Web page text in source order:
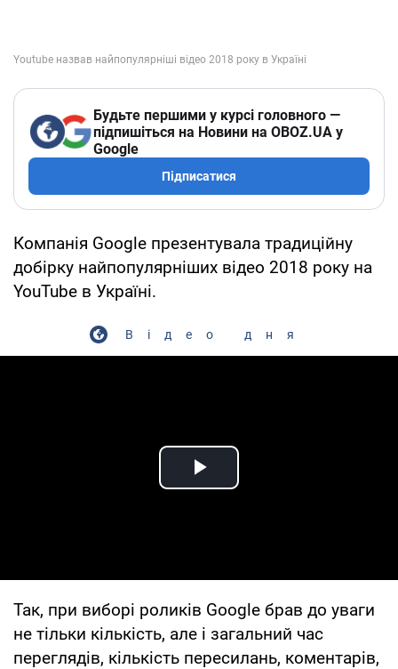
Будьте першими у курсі головного —
підпишіться на Новини на OBOZ.UA у
Google
Підписатися
Компанія Google презентувала традиційну
добірку найпопулярніших відео 2018 року на
YouTube в Україні.
Відео дня
Play Video
Так, при виборі роликів Google брав до уваги
не тільки кількість, але і загальний час
переглядів, кількість пересилань, коментарів,